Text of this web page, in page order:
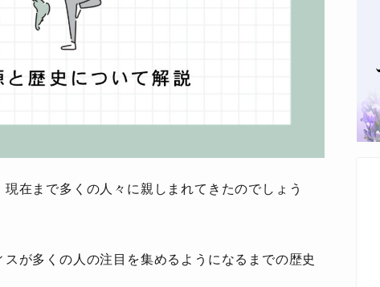
在まで多くの人々に親しまれてきたのでしょう
が多くの人の注目を集めるようになるまでの歴史